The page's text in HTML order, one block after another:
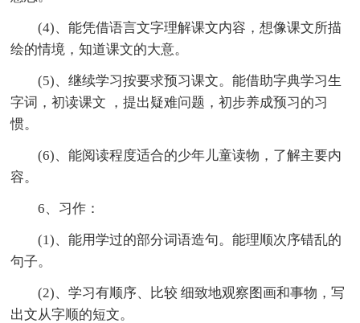
(4)、能凭借语言文字理解课文内容，想像课文所描
绘的情境，知道课文的大意。
(5)、继续学习按要求预习课文。能借助字典学习生
字词，初读课文 ，提出疑难问题，初步养成预习的习
惯。
(6)、能阅读程度适合的少年儿童读物，了解主要内
容。
6、习作：
(1)、能用学过的部分词语造句。能理顺次序错乱的
句子。
(2)、学习有顺序、比较 细致地观察图画和事物，写
出文从字顺的短文。